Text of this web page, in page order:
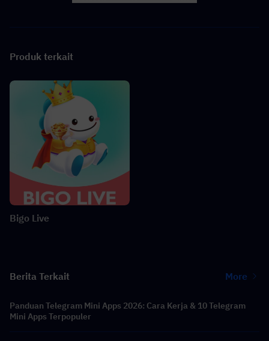
Produk terkait
Bigo Live
Berita Terkait More
Panduan Telegram Mini Apps 2026: Cara Kerja & 10 Telegram
Mini Apps Terpopuler